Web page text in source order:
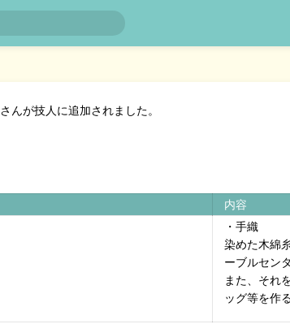
さんが技人に追加されました。
内容
・手織
染めた木綿
ーブルセン
また、それ
ッグ等を作